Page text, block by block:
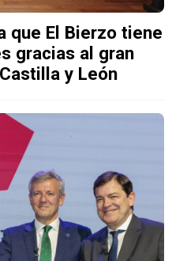
que El Bierzo tiene
gracias al gran
y León